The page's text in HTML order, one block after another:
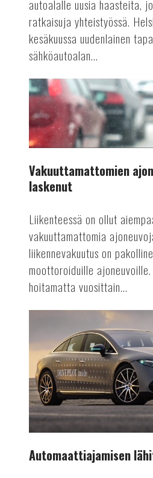
autoalalle uusia haasteita,
ratkaisuja yhteistyössä.
kesäkuussa uudenlainen
sähköautoalan...
Vakuuttamattomien
ajoneuvojen
määrä
laskenut
Vakuuttamattomien
laskenut
Liikenteessä on ollut
vakuuttamattomia
liikennevakuutus on
moottoroiduille
hoitamatta vuosittain...
Automaattiajamisen
lähitulevaisuus
Automaattiajamisen